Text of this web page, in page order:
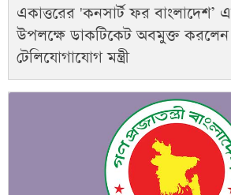
একাত্তরের 'কনসার্ট ফর বাংলাদেশ’
উপলক্ষে ডাকটিকেট অবমুক্ত
টেলিযোগাযোগ মন্ত্রী